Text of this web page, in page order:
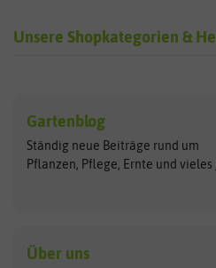
Unsere Shopkategorien &
Exotische Samen
Gemüsesamen
Gründünger
Kräutersamen
Arche Noah
ASB Greenworld
Benary
Gartenblog
Ständig neue Beiträge rund um
Pflanzen, Pflege, Ernte und vieles
Über uns